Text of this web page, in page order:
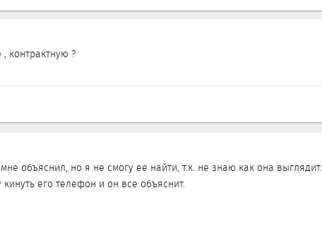
контрактную ?
объяснил, но я не смогу ее найти, т.к. не знаю как она выглядит.
его телефон и он все объяснит.